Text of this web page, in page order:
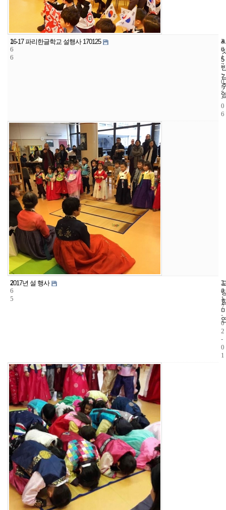
2
6
6
16-17 파리한글학교 설행사 170125
5
4
6
2
0
1
7
-
0
2
-
0
6
2
6
5
2017년 설 행사
3
4
2
0
1
7
-
0
2
-
0
1